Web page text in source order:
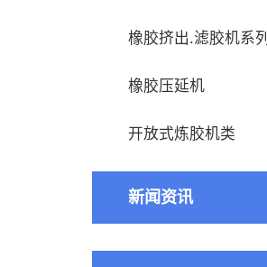
橡胶挤出.滤胶机系列
橡胶压延机
开放式炼胶机类
新闻资讯